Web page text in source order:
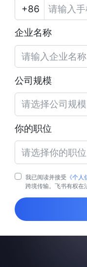
企业名称
公司规模
请选择公司规模
你的职位
请选择你的职位
我已阅读并接受 《个
跨境传输。飞书有权在